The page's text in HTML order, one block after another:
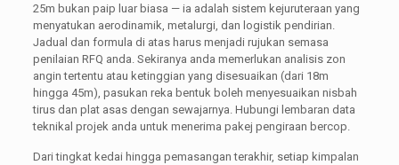
25m bukan paip luar biasa — ia adalah sistem kejuruteraan yang
menyatukan aerodinamik, metalurgi, dan logistik pendirian.
Jadual dan formula di atas harus menjadi rujukan semasa
penilaian RFQ anda. Sekiranya anda memerlukan analisis zon
angin tertentu atau ketinggian yang disesuaikan (dari 18m
hingga 45m), pasukan reka bentuk boleh menyesuaikan nisbah
tirus dan plat asas dengan sewajarnya. Hubungi lembaran data
teknikal projek anda untuk menerima pakej pengiraan bercop.
Dari tingkat kedai hingga pemasangan terakhir, setiap kimpalan